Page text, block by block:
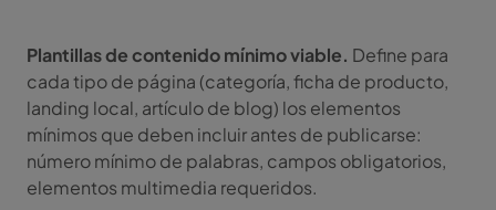
Plantillas de contenido mínimo viable. Define para
cada tipo de página (categoría, ficha de producto,
landing local, artículo de blog) los elementos
mínimos que deben incluir antes de publicarse:
número mínimo de palabras, campos obligatorios,
elementos multimedia requeridos.